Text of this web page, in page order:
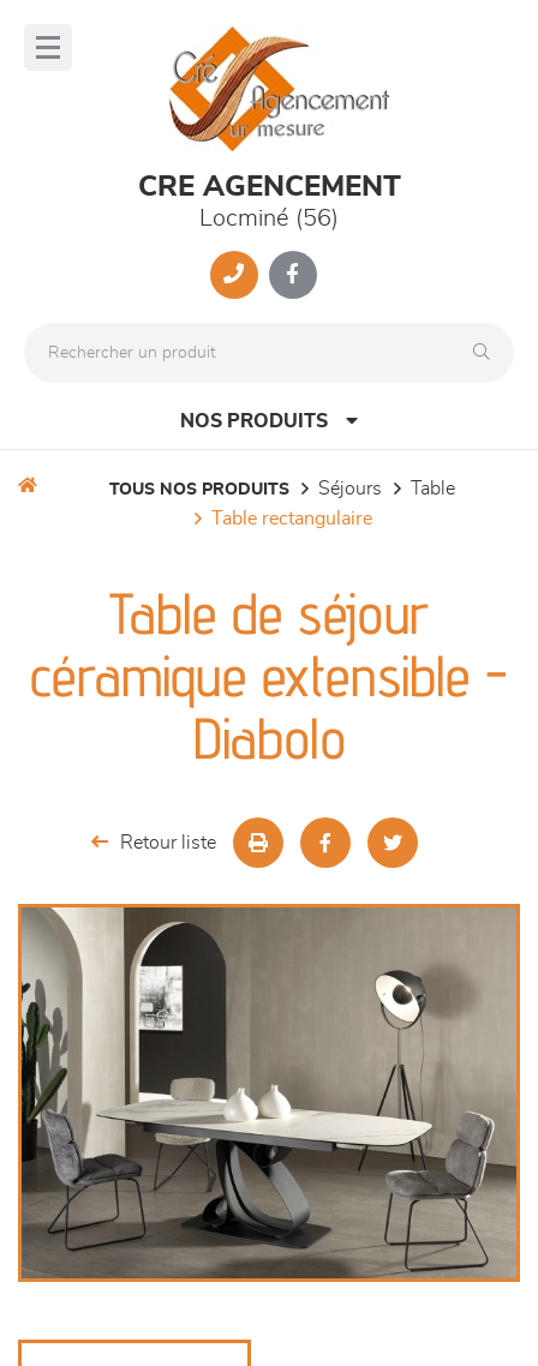
CRE AGENCEMENT
Locminé (56)
NOS PRODUITS
meubles de complément
chambres et dressing
TOUS NOS PRODUITS séjours
table
table rectangulaire
Table de séjour
céramique extensible -
Diabolo
Retour liste